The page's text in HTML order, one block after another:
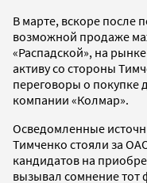
В марте, вскоре после
возможной продаже
«Распадской», на
активу со стороны
переговоры о покупке
компании «Колмар».
Осведомленные
Тимченко стояли за
кандидатов на
вызывал сомнение тот